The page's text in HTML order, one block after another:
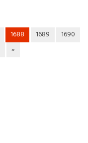
1688 1689
1690
»